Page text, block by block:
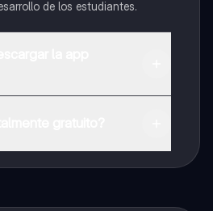
de los estudiantes.